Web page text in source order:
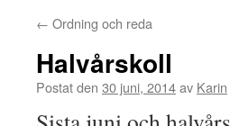
← Ordning och reda
Halvårskoll
Postat den 30 juni, 2014av Karin